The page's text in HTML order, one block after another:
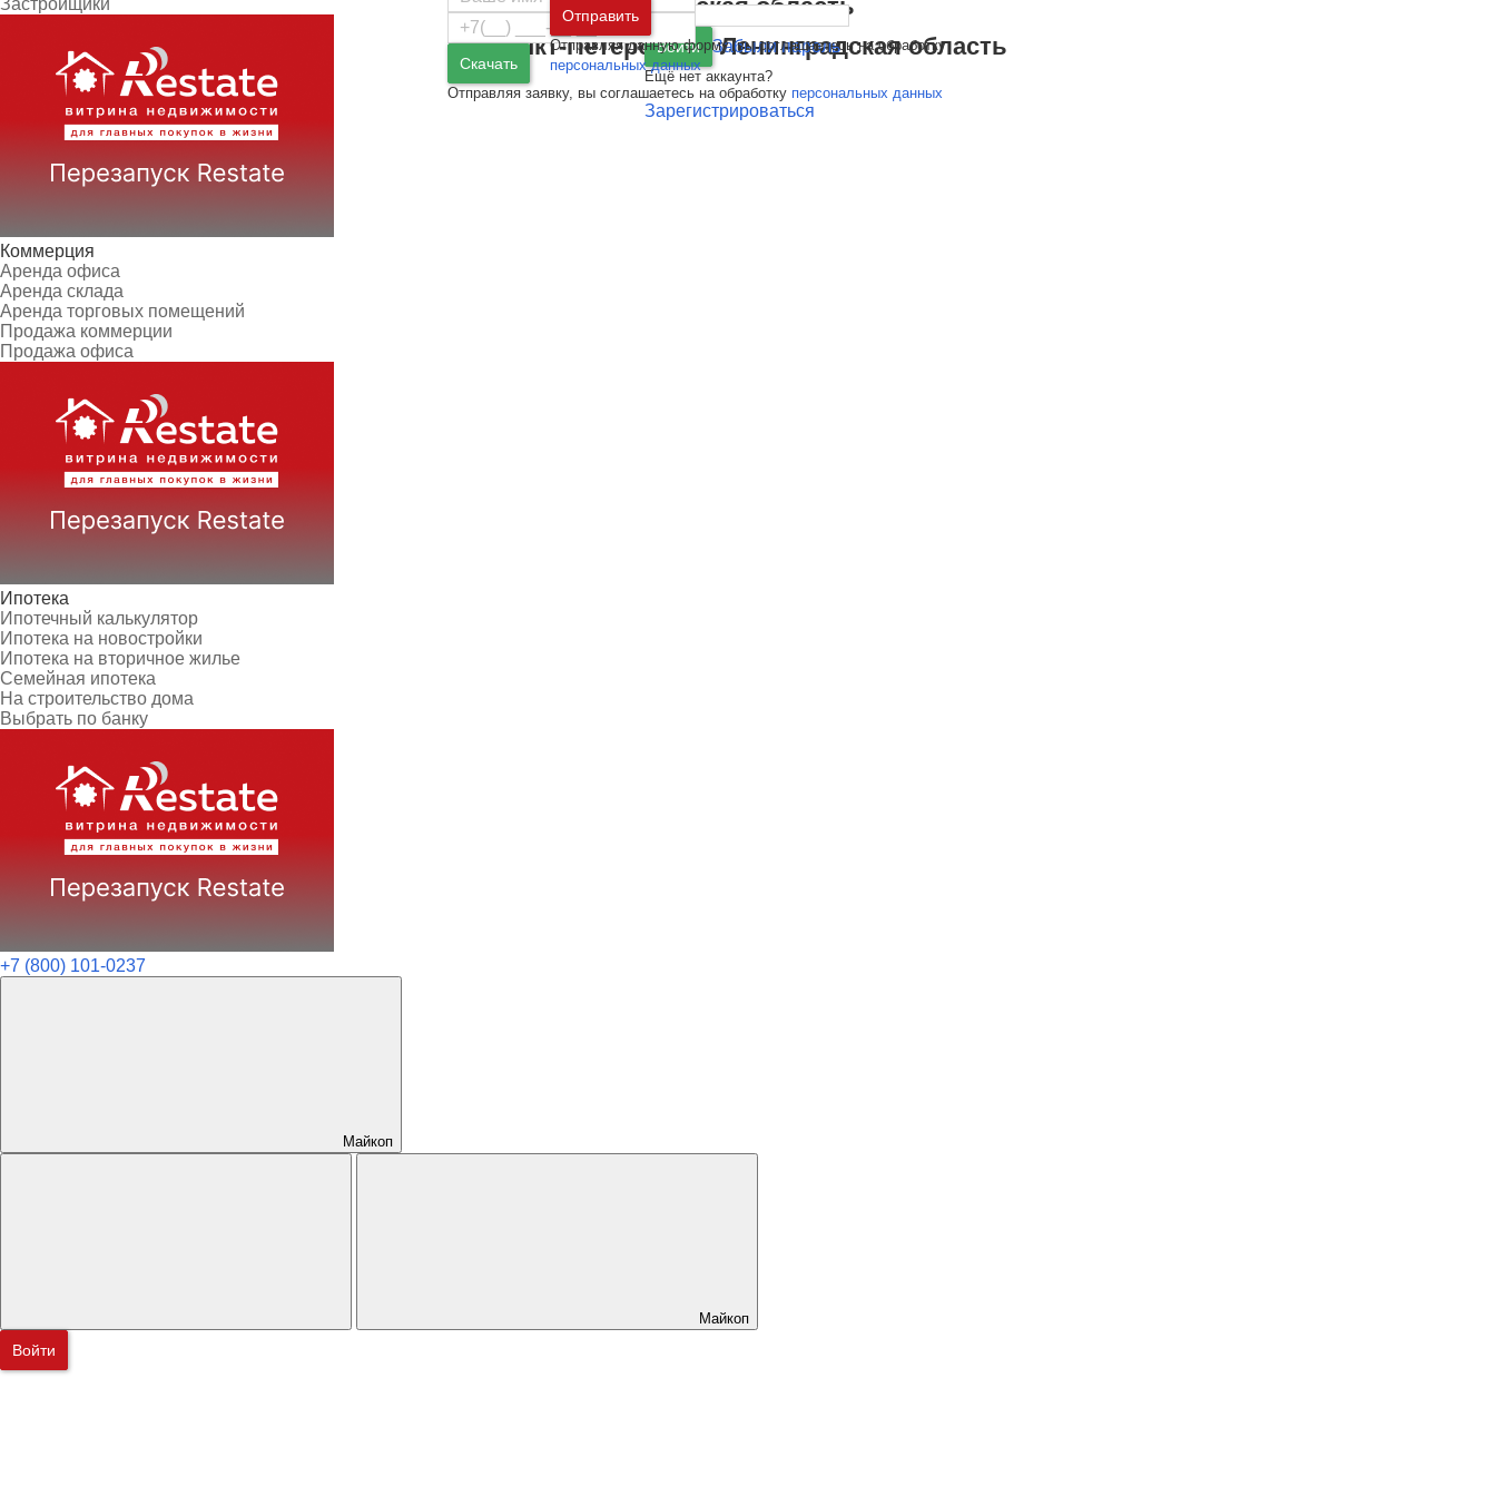
Застройщики
Коммерция
Аренда офиса
Аренда склада
Аренда торговых помещений
Продажа коммерции
Продажа офиса
Ипотека
Ипотечный калькулятор
Ипотека на новостройки
Ипотека на вторичное жилье
Семейная ипотека
На строительство дома
Выбрать по банку
+7 (800) 101-0237
Майкоп
Майкоп
Войти
Москва
Московская область
Санкт-Петербург иЛенинградская область
Войти Забыли пароль
Ещё нет аккаунта?
Зарегистрироваться
Скачать
Отправляя заявку, вы соглашаетесь на обработку персональных данных
Отправить
Отправляя данную форму, вы соглашаетесь на обработку
персональных данных